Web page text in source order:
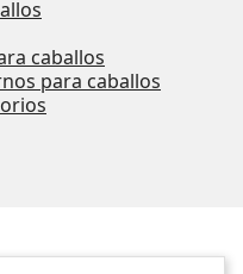
caballos
para caballos